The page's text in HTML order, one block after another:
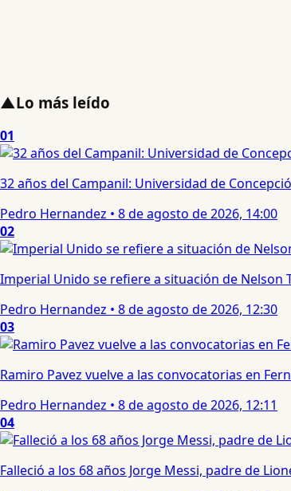
▲Lo más leído
01
32 años del Campanil: Universidad de
Pedro Hernandez • 8 de agosto de 2026, 14:00
02
Imperial Unido se refiere a situación de Nelson
Pedro Hernandez • 8 de agosto de 2026, 12:30
03
Ramiro Pavez vuelve a las convocatorias en
Pedro Hernandez • 8 de agosto de 2026, 12:11
04
Falleció a los 68 años Jorge Messi, padre de